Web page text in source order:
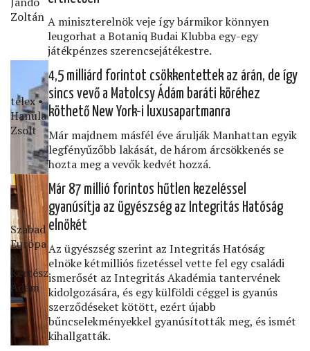
Zoltán A miniszterelnök veje így bármikor könnyen
leugorhat a Botaniq Budai Klubba egy-egy
játékpénzes szerencsejátékestre.
telex •
Hanula
Zsolt
4,5 milliárd forintot csökkentettek az árán, de így
sincs vevő a Matolcsy Ádám baráti köréhez
köthető New York-i luxusapartmanra
Már majdnem másfél éve árulják Manhattan egyik
legfényűzőbb lakását, de három árcsökkenés se
hozta meg a vevők kedvét hozzá.
Szabad
Európa
•
Kertész
Ádám
Már 87 millió forintos hűtlen kezeléssel
gyanúsítja az ügyészség az Integritás Hatóság
elnökét
Az ügyészség szerint az Integritás Hatóság
elnöke kétmilliós ﬁzetéssel vette fel egy családi
ismerősét az Integritás Akadémia tantervének
kidolgozására, és egy külföldi céggel is gyanús
szerződéseket kötött, ezért újabb
bűncselekményekkel gyanúsították meg, és ismét
kihallgatták.